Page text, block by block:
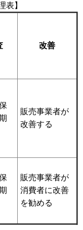
表】
改善
販売事業者が
改善する
販売事業者が
消費者に改善
を勧める